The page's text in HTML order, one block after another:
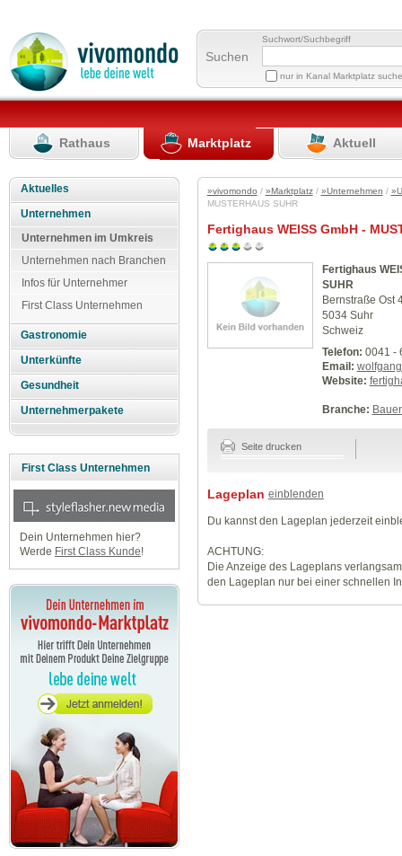
Suchen
Suchwort/Suchbegriff
nur in Kanal Marktplatz
Rathaus Marktplatz Aktuell
Aktuelles
Unternehmen
Unternehmen im Umkreis
Unternehmen nach Branchen
Infos für Unternehmer
First Class Unternehmen
Gastronomie
Unterkünfte
Gesundheit
Unternehmerpakete
First Class Unternehmen
Dein Unternehmen hier?
Werde First Class Kunde!
»vivomondo / »Marktplatz/ »Unternehmen /
MUSTERHAUS SUHR
Fertighaus WEISS GmbH -
Fertighaus
SUHR
Bernstraße Ost
5034 Suhr
Schweiz
Telefon: 0041 -
Email:
Website:
Branche:
Seite drucken
Lageplan einblenden
Du kannst den Lageplan jederzeit
ACHTUNG:
Die Anzeige des Lageplans
den Lageplan nur bei einer schnellen